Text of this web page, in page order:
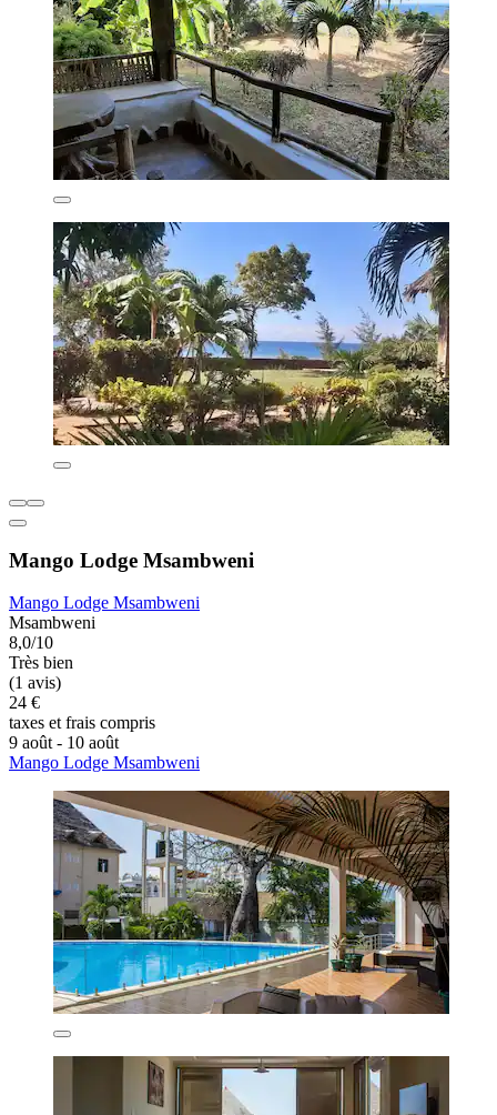
Mango Lodge Msambweni
Mango Lodge Msambweni
Msambweni
8,0/10
Très bien
(1 avis)
24 €
taxes et frais compris
9 août - 10 août
Mango Lodge Msambweni